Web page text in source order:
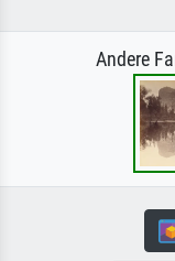
Andere